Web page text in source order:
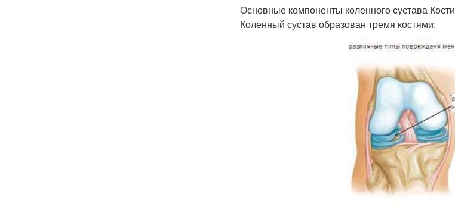
Основные компоненты коленного сустава Кости
Коленный сустав образован тремя костями: